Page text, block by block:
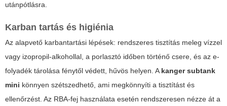
utánpótlásra.
Karban tartás és higiénia
Az alapvető karbantartási lépések: rendszeres tisztítás meleg vízzel
vagy izopropil-alkohollal, a porlasztó időben történő csere, és az e-
folyadék tárolása fénytől védett, hűvös helyen. Akanger subtank
mini könnyen szétszedhető, ami megkönnyíti a tisztítást és
ellenőrzést. Az RBA-fej használata esetén rendszeresen nézze át a